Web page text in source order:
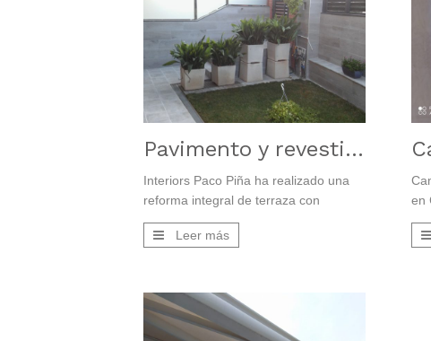
Pavimento y revestimiento de terraza
Interiors Paco Piña ha realizado una
reforma integral de terraza con
pavimento y revestimiento.
Leer más
en